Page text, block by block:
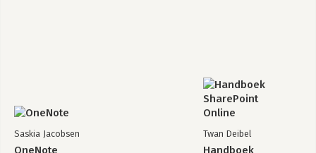
Saskia Jacobsen
OneNote
Twan Deibel
Handboek